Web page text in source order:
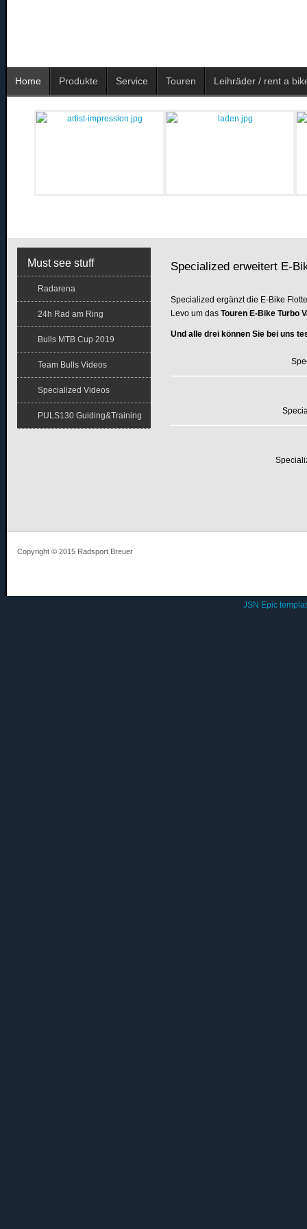
Home Produkte Service Touren Leihräder / rent a
Specialized erweitert E-
Specialized ergänzt die E-Bike
Levo um dasTouren E-Bike Turbo
Und alle drei können Sie bei uns
Must see stuff
Radarena
24h Rad am Ring
Bulls MTB Cup 2019
Team Bulls Videos
Specialized Videos
PULS130 Guiding&Training
Copyright © 2015 Radsport Breuer
JSN Epic